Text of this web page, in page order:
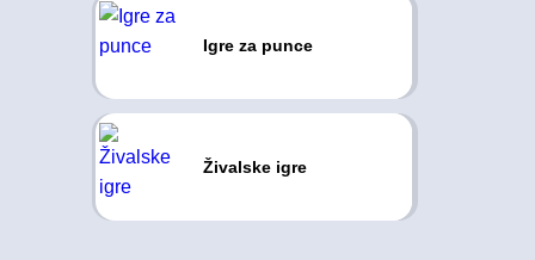
Igre za punce
Živalske igre